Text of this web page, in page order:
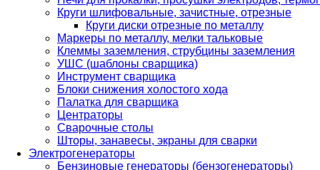
Круги шлифовальные, зачистные, отрезные
Круги диски отрезные по металлу
Маркеры по металлу, мелки тальковые
Клеммы заземления, струбцины заземления
УШС (шаблоны сварщика)
Инструмент сварщика
Блоки снижения холостого хода
Палатка для сварщика
Центраторы
Сварочные столы
Шторы, занавесы, экраны для сварки
Электрогенераторы
Бензиновые генераторы (бензогенераторы)